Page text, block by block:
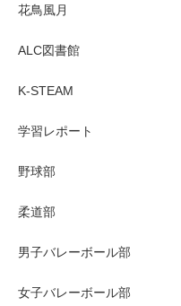
花鳥風月
ALC図書館
K-STEAM
学習レポート
野球部
柔道部
男子バレーボール部
女子バレーボール部